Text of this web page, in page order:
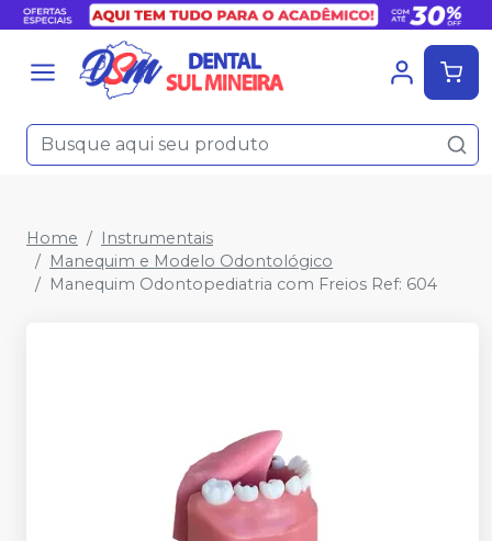
Home
Instrumentais
Manequim e Modelo Odontológico
Manequim Odontopediatria com Freios Ref: 604